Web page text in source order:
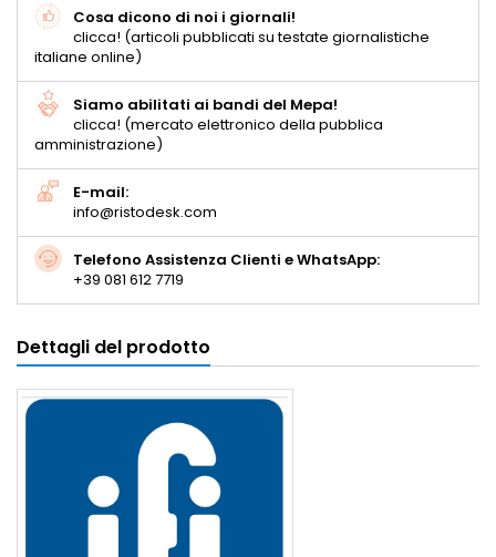
Cosa dicono di noi i giornali!
clicca! (articoli pubblicati su testate giornalistiche
italiane online)
Siamo abilitati ai bandi del Mepa!
clicca! (mercato elettronico della pubblica
amministrazione)
E-mail:
info@ristodesk.com
Telefono Assistenza Clienti e WhatsApp:
+39 081 612 7719
Dettagli del prodotto